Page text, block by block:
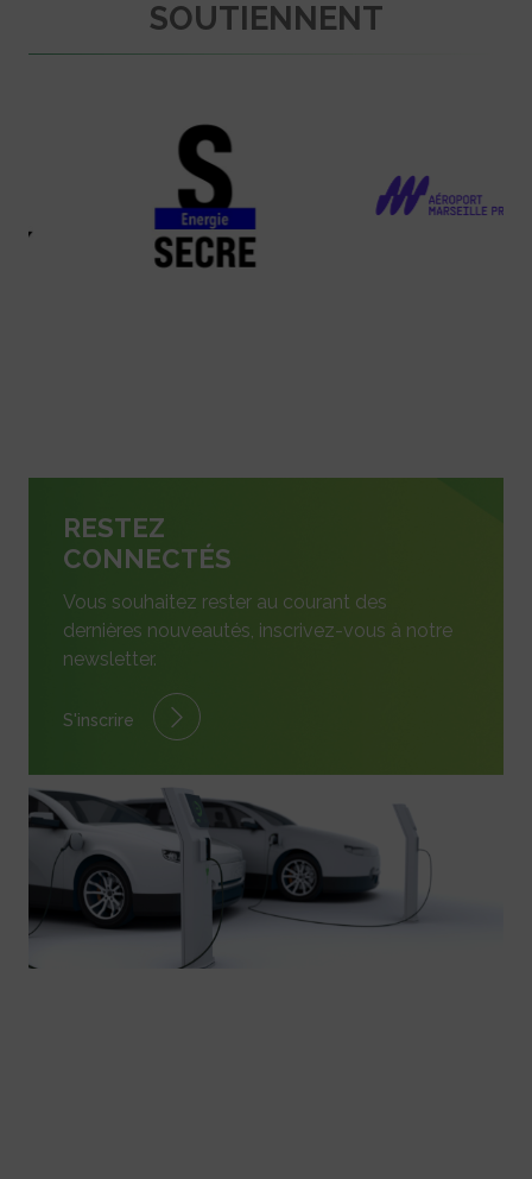
SOUTIENNENT
RESTEZ
CONNECTÉS
Vous souhaitez rester au courant des
dernières nouveautés, inscrivez-vous à notre
newsletter.
S'inscrire